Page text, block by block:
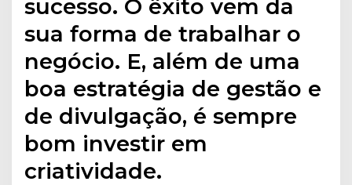
sucesso. O êxito vem da
sua forma de trabalhar o
negócio. E, além de uma
boa estratégia de gestão e
de divulgação, é sempre
bom investir em
criatividade.